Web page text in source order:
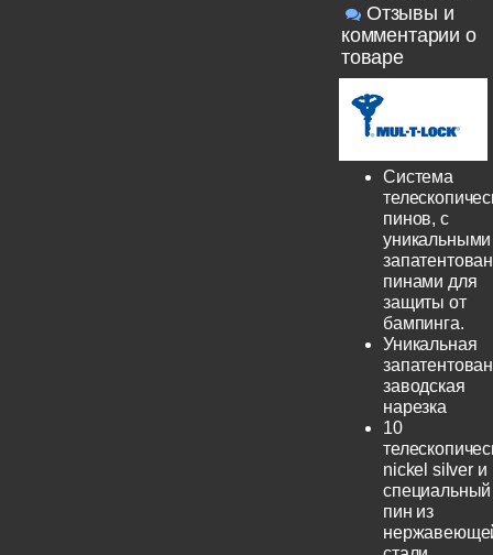
Отзывы и
комментарии о
товаре
Система
пинов, с
уникальными
пинами для
защиты от
бампинга.
Уникальная
заводская
нарезка
10
nickel silver и
специальный
пин из